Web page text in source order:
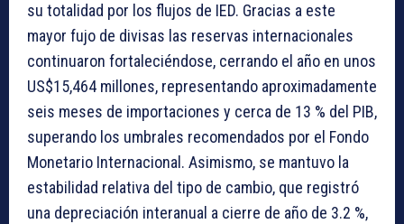
su totalidad por los flujos de IED. Gracias a este
mayor fujo de divisas las reservas internacionales
continuaron fortaleciéndose, cerrando el año en unos
US$15,464 millones, representando aproximadamente
seis meses de importaciones y cerca de 13 % del PIB,
superando los umbrales recomendados por el Fondo
Monetario Internacional. Asimismo, se mantuvo la
estabilidad relativa del tipo de cambio, que registró
una depreciación interanual a cierre de año de 3.2 %,